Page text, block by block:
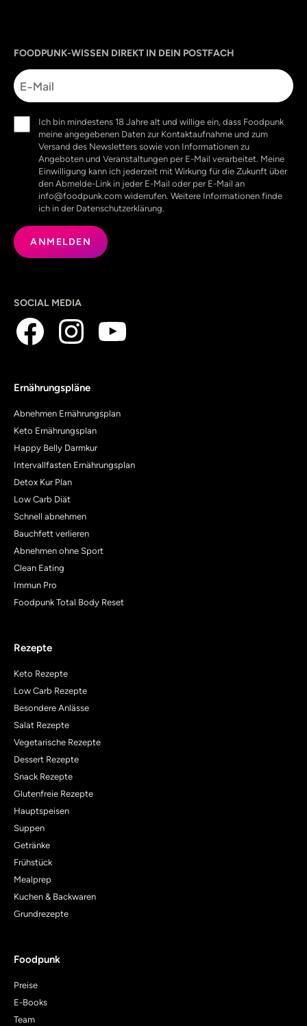
FOODPUNK-WISSEN DIREKT IN DEIN POSTFACH
E-
Mail
(erforderlich)
Ich bin mindestens 18 Jahre alt und willige ein, dass Foodpunk
meine angegebenen Daten zur Kontaktaufnahme und zum
Versand des Newsletters sowie von Informationen zu
Angeboten und Veranstaltungen per E-Mail verarbeitet. Meine
Einwilligung kann ich jederzeit mit Wirkung für die Zukunft über
den Abmelde-Link in jeder E-Mail oder per E-Mail an
info@foodpunk.com widerrufen. Weitere Informationen finde
ich in der Datenschutzerklärung.
SOCIAL MEDIA
Ernährungspläne
Abnehmen Ernährungsplan
Keto Ernährungsplan
Happy Belly Darmkur
Intervallfasten Ernährungsplan
Detox Kur Plan
Low Carb Diät
Schnell abnehmen
Bauchfett verlieren
Abnehmen ohne Sport
Clean Eating
Immun Pro
Foodpunk Total Body Reset
Rezepte
Keto Rezepte
Low Carb Rezepte
Besondere Anlässe
Salat Rezepte
Vegetarische Rezepte
Dessert Rezepte
Snack Rezepte
Glutenfreie Rezepte
Hauptspeisen
Suppen
Getränke
Frühstück
Mealprep
Kuchen & Backwaren
Grundrezepte
Foodpunk
Preise
E-Books
Team